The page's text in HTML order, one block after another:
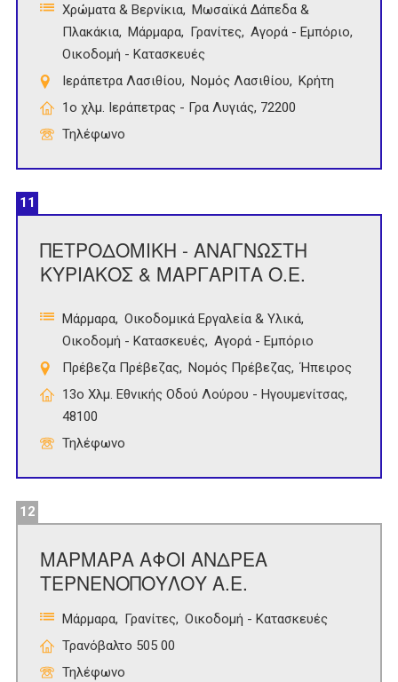
Χρώματα & Βερνίκια
Μωσαϊκά Δάπεδα &
Πλακάκια
Μάρμαρα Γρανίτες
Αγορά - Εμπόριο
Οικοδομή - Κατασκευές
Ιεράπετρα Λασιθίου
Νομός Λασιθίου
Κρήτη
1ο χλμ. Ιεράπετρας - Γρα Λυγιάς, 72200
Τηλέφωνο
11
ΠΕΤΡΟΔΟΜΙΚΗ - ΑΝΑΓΝΩΣΤΗ
ΚΥΡΙΑΚΟΣ & ΜΑΡΓΑΡΙΤΑ Ο.Ε.
Μάρμαρα Οικοδομικά Εργαλεία & Υλικά
Οικοδομή - Κατασκευές
Αγορά - Εμπόριο
Πρέβεζα Πρέβεζας
Νομός Πρέβεζας
Ήπειρος
13ο Χλμ. Εθνικής Οδού Λούρου - Ηγουμενίτσας,
48100
Τηλέφωνο
12
ΜΑΡΜΑΡΑ ΑΦΟΙ ΑΝΔΡΕΑ
ΤΕΡΝΕΝΟΠΟΥΛΟΥ Α.Ε.
Μάρμαρα Γρανίτες
Οικοδομή - Κατασκευές
Τρανόβαλτο 505 00
Τηλέφωνο